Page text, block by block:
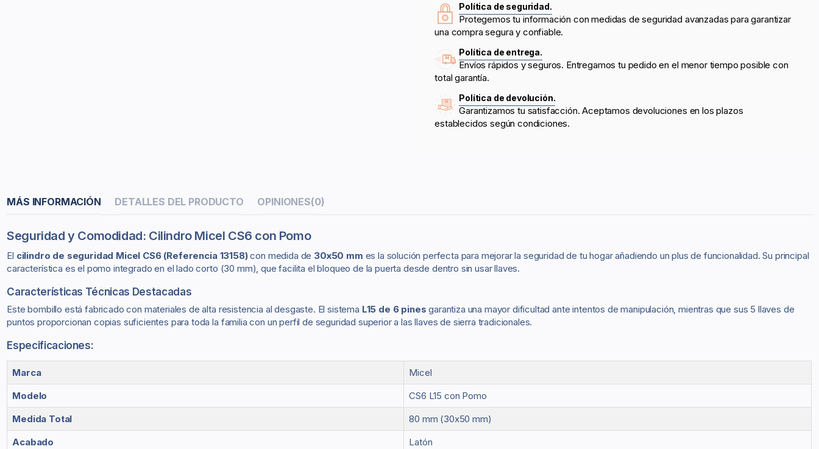
Política de seguridad.
Protegemos tu información con medidas de seguridad avanzadas para garantizar
una compra segura y confiable.
Política de entrega.
Envíos rápidos y seguros. Entregamos tu pedido en el menor tiempo posible con
total garantía.
Política de devolución.
Garantizamos tu satisfacción. Aceptamos devoluciones en los plazos
establecidos según condiciones.
MÁS INFORMACIÓN DETALLES DEL PRODUCTO OPINIONES(0)
Seguridad y Comodidad: Cilindro Micel CS6 con Pomo
El cilindro de seguridad Micel CS6 (Referencia 13158)con medida de 30x50 mm es la solución perfecta para mejorar la seguridad de tu hogar añadiendo un plus de funcionalidad. Su principal
característica es el pomo integrado en el lado corto (30 mm), que facilita el bloqueo de la puerta desde dentro sin usar llaves.
Características Técnicas Destacadas
Este bombillo está fabricado con materiales de alta resistencia al desgaste. El sistema L15 de 6 pines garantiza una mayor dificultad ante intentos de manipulación, mientras que sus 5 llaves de
puntos proporcionan copias suficientes para toda la familia con un perfil de seguridad superior a las llaves de sierra tradicionales.
Especificaciones:
Marca
Micel
Modelo
CS6 L15 con Pomo
Medida Total
80 mm (30x50 mm)
Acabado
Latón